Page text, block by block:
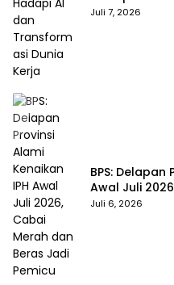
Juli 7, 2026
BPS: Delapan
Awal Juli
Pemicu
Juli 6, 2026